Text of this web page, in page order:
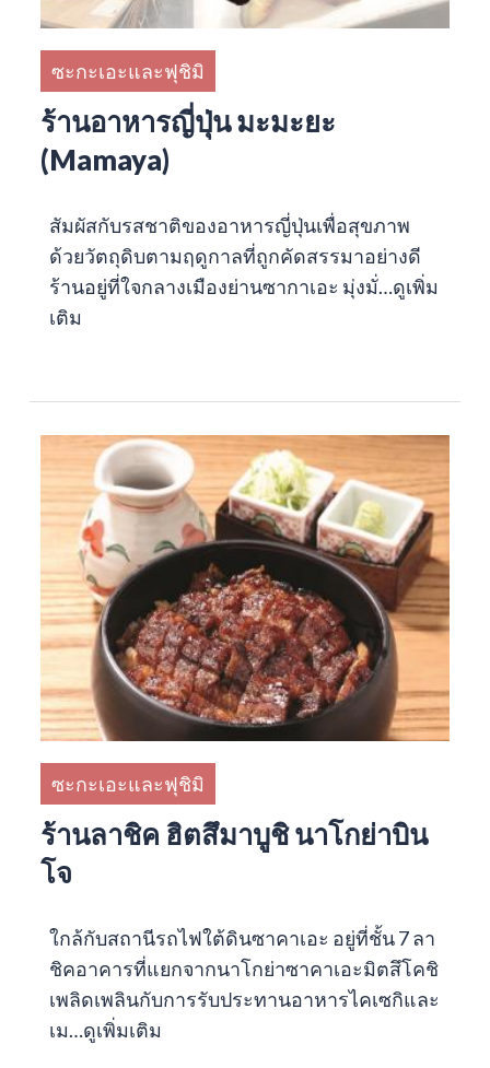
ซะกะเอะและฟุชิมิ
ร้านอาหารญี่ปุ่น มะมะยะ
(Mamaya)
สัมผัสกับรสชาติของอาหารญี่ปุ่นเพื่อสุขภาพ
ด้วยวัตถุดิบตามฤดูกาลที่ถูกคัดสรรมาอย่างดี
ร้านอยู่ที่ใจกลางเมืองย่านซากาเอะ มุ่งมั่…ดูเพิ่ม
เติม
ซะกะเอะและฟุชิมิ
ร้านลาชิค ฮิตสึมาบูชิ นาโกย่าบิน
โจ
ใกล้กับสถานีรถไฟใต้ดินซาคาเอะ อยู่ที่ชั้น 7 ลา
ชิคอาคารที่แยกจากนาโกย่าซาคาเอะมิตสึโคชิ
เพลิดเพลินกับการรับประทานอาหารไคเซกิและ
เม…ดูเพิ่มเติม